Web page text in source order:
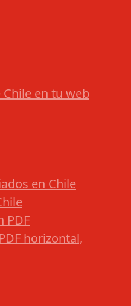
en tu web
en Chile
PDF
horizontal,